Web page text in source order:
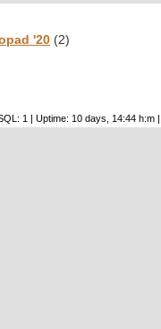
'20 (2)
1 | Uptime: 10 days, 14:44